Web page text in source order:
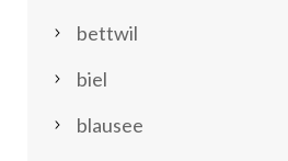
bettwil
biel
blausee